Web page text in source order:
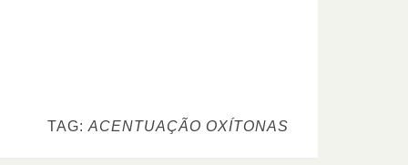
TAG: ACENTUAÇÃO OXÍTONAS